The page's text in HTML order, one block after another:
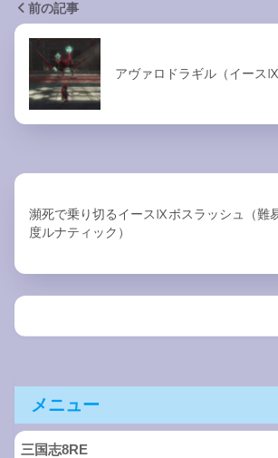
前の記事
アヴァロドラギル（イー
瀕死で乗り切るイースⅨボスラッシュ（難
度ルナティック）
メニュー
三国志8RE